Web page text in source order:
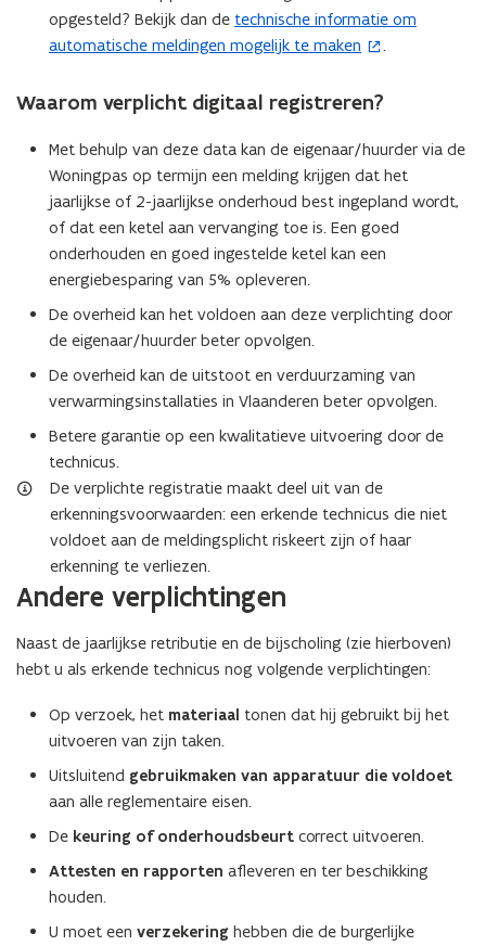
e
)
a
t
i
l
i
c
i
)
)
l
p
a
t
e
)
l
a
p
i
a
t
i
e
)
s
t
r
m
a
i
a
p
l
i
a
t
i
)
v
s
w
e
-
a
a
p
p
i
c
a
t
i
opgesteld? Bekijk dan de technische informatie om
automatische meldingen mogelijk te maken
(
o
e
t
i
n
n
i
e
u
w
e
n
s
e
r
)
.
Waarom verplicht digitaal registreren?
Met behulp van deze data kan de eigenaar/huurder via de
Woningpas op termijn een melding krijgen dat het
jaarlijkse of 2-jaarlijkse onderhoud best ingepland wordt,
of dat een ketel aan vervanging toe is. Een goed
onderhouden en goed ingestelde ketel kan een
energiebesparing van 5% opleveren.
De overheid kan het voldoen aan deze verplichting door
de eigenaar/huurder beter opvolgen.
De overheid kan de uitstoot en verduurzaming van
verwarmingsinstallaties in Vlaanderen beter opvolgen.
Betere garantie op een kwalitatieve uitvoering door de
technicus.
De verplichte registratie maakt deel uit van de
erkenningsvoorwaarden: een erkende technicus die niet
voldoet aan de meldingsplicht riskeert zijn of haar
erkenning te verliezen.
Andere verplichtingen
Naast de jaarlijkse retributie en de bijscholing (zie hierboven)
hebt u als erkende technicus nog volgende verplichtingen:
Op verzoek, het materiaal tonen dat hij gebruikt bij het
uitvoeren van zijn taken.
Uitsluitend gebruikmaken van apparatuur die voldoet
aan alle reglementaire eisen.
De keuring of onderhoudsbeurt correct uitvoeren.
Attesten en rapporten afleveren en ter beschikking
houden.
U moet een verzekering hebben die de burgerlijke